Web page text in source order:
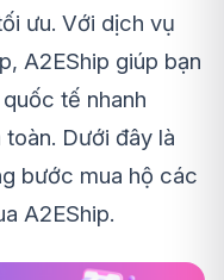
ưu. Với dịch vụ
A2EShip giúp bạn
tế nhanh
Dưới đây là
bước mua hộ các
A2EShip.